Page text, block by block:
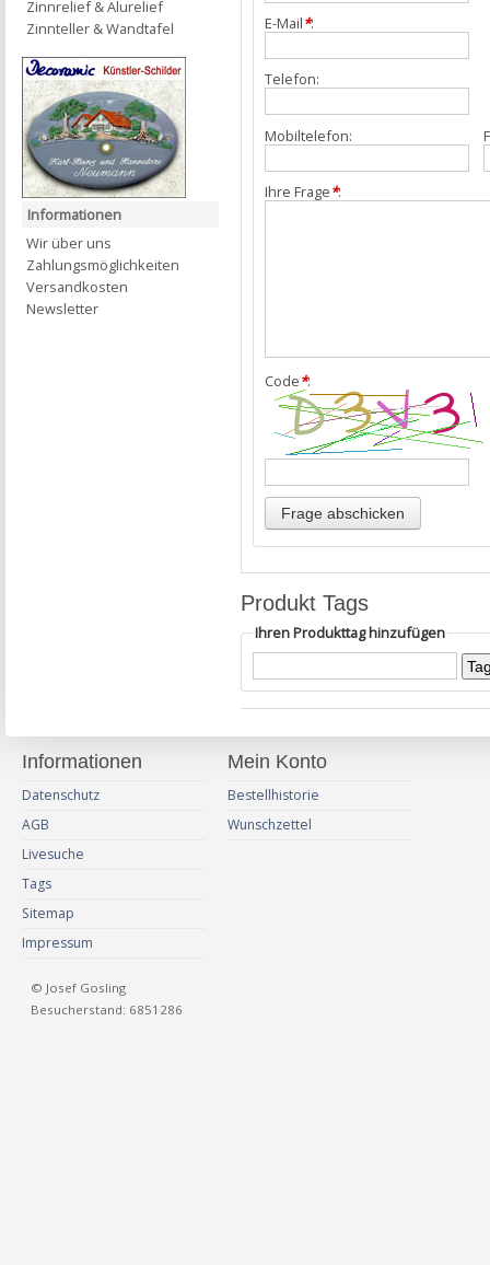
E-Mail*:
Telefon:
Mobiltelefon:
Ihre Frage*:
Code*:
Produkt Tags
Ihren Produkttag hinzufügen
Zinnrelief & Alurelief
Zinnteller & Wandtafel
Informationen
Wir über uns
Zahlungsmöglichkeiten
Versandkosten
Newsletter
Informationen
Datenschutz
AGB
Livesuche
Tags
Sitemap
Impressum
Mein Konto
Bestellhistorie
Wunschzettel
© Josef Gosling
Besucherstand: 6851286